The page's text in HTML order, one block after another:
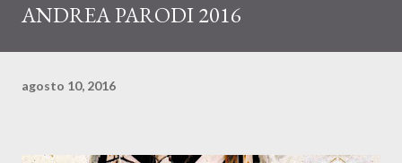
ANDREA PARODI 2016
agosto 10, 2016